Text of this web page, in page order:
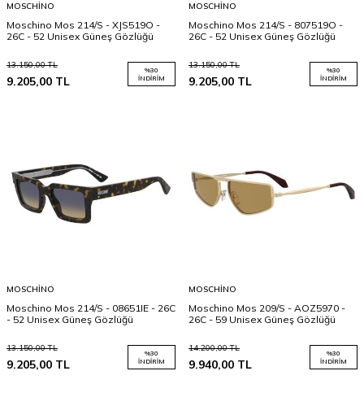
MOSCHINO
Moschino Mos 214/S - XJS519O -
26C - 52 Unisex Güneş Gözlüğü
13.150,00TL
9.205,00 TL
%30
İNDIRIM
MOSCHINO
Moschino Mos 214/S - 807519O -
26C - 52 Unisex Güneş Gözlüğü
13.150,00TL
9.205,00 TL
%30
İNDIRIM
MOSCHINO
Moschino Mos 214/S - 08651IE - 26C
- 52 Unisex Güneş Gözlüğü
13.150,00TL
9.205,00 TL
%30
İNDIRIM
MOSCHINO
Moschino Mos 209/S - AOZ5970 -
26C - 59 Unisex Güneş Gözlüğü
14.200,00TL
9.940,00 TL
%30
İNDIRIM